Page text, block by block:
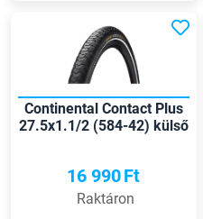
Continental Contact Plus
27.5x1.1/2 (584-42) külső
16 990Ft
Raktáron